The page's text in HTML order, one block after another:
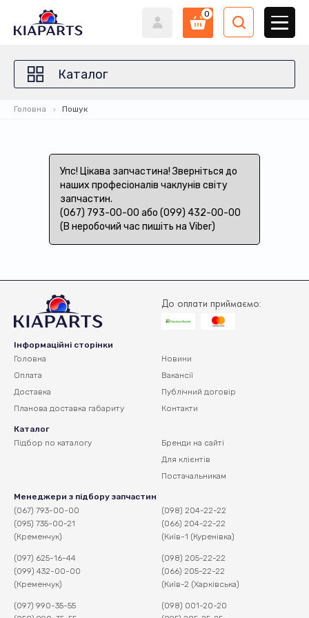
0
Каталог
Головна Пошук
Упс! Цікава запчастина! Зверніться до
наших професіоналів чаклунів світу
запчастин.
(067) 793-00-00 або (099) 432-00-00
(В неробочий час пишіть на Viber)
До оплати приймаємо:
Інформаційні сторінки
Головна
Оплата
Доставка
Планова доставка габариту
Новини
Вакансії
Публічний договір
Контакти
Каталог
Підбор по каталогу
Бренди на сайті
Для клієнтів
Постачальникам
Менеджери з підбору запчастин
(067) 793-00-00
(095) 735-00-21
(Кременчук)
(097) 625-16-44
(099) 432-00-00
(Кременчук)
(097) 990-35-55
(098) 204-22-22
(066) 204-22-22
(Київ-1 (Куренівка)
(098) 205-22-22
(066) 205-22-22
(Київ-2 (Харківська)
(098) 001-20-20